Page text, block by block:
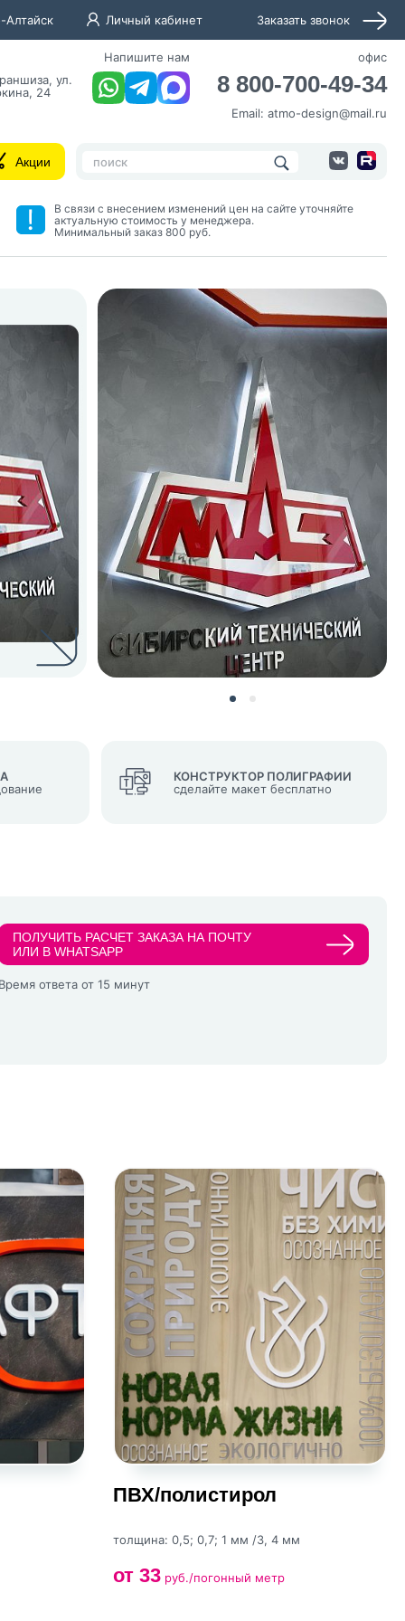
Алтайск Личный кабинет Заказать звонок
ул.
24
Напишите нам офис
8 800-700-49-34
Email: atmo-design@mail.ru
Акции
В связи с внесением изменений цен на сайте уточняйте
актуальную стоимость у менеджера.
Минимальный заказ 800 руб.
КОНСТРУКТОР ПОЛИГРАФИИ
сделайте макет бесплатно
ПОЛУЧИТЬ РАСЧЕТ ЗАКАЗА НА ПОЧТУ
ИЛИ В WHATSAPP
ответа от 15 минут
ПВХ/полистирол
толщина: 0,5; 0,7; 1 мм /3, 4 мм
от 33руб./погонный метр
и согласие с
и согласие с